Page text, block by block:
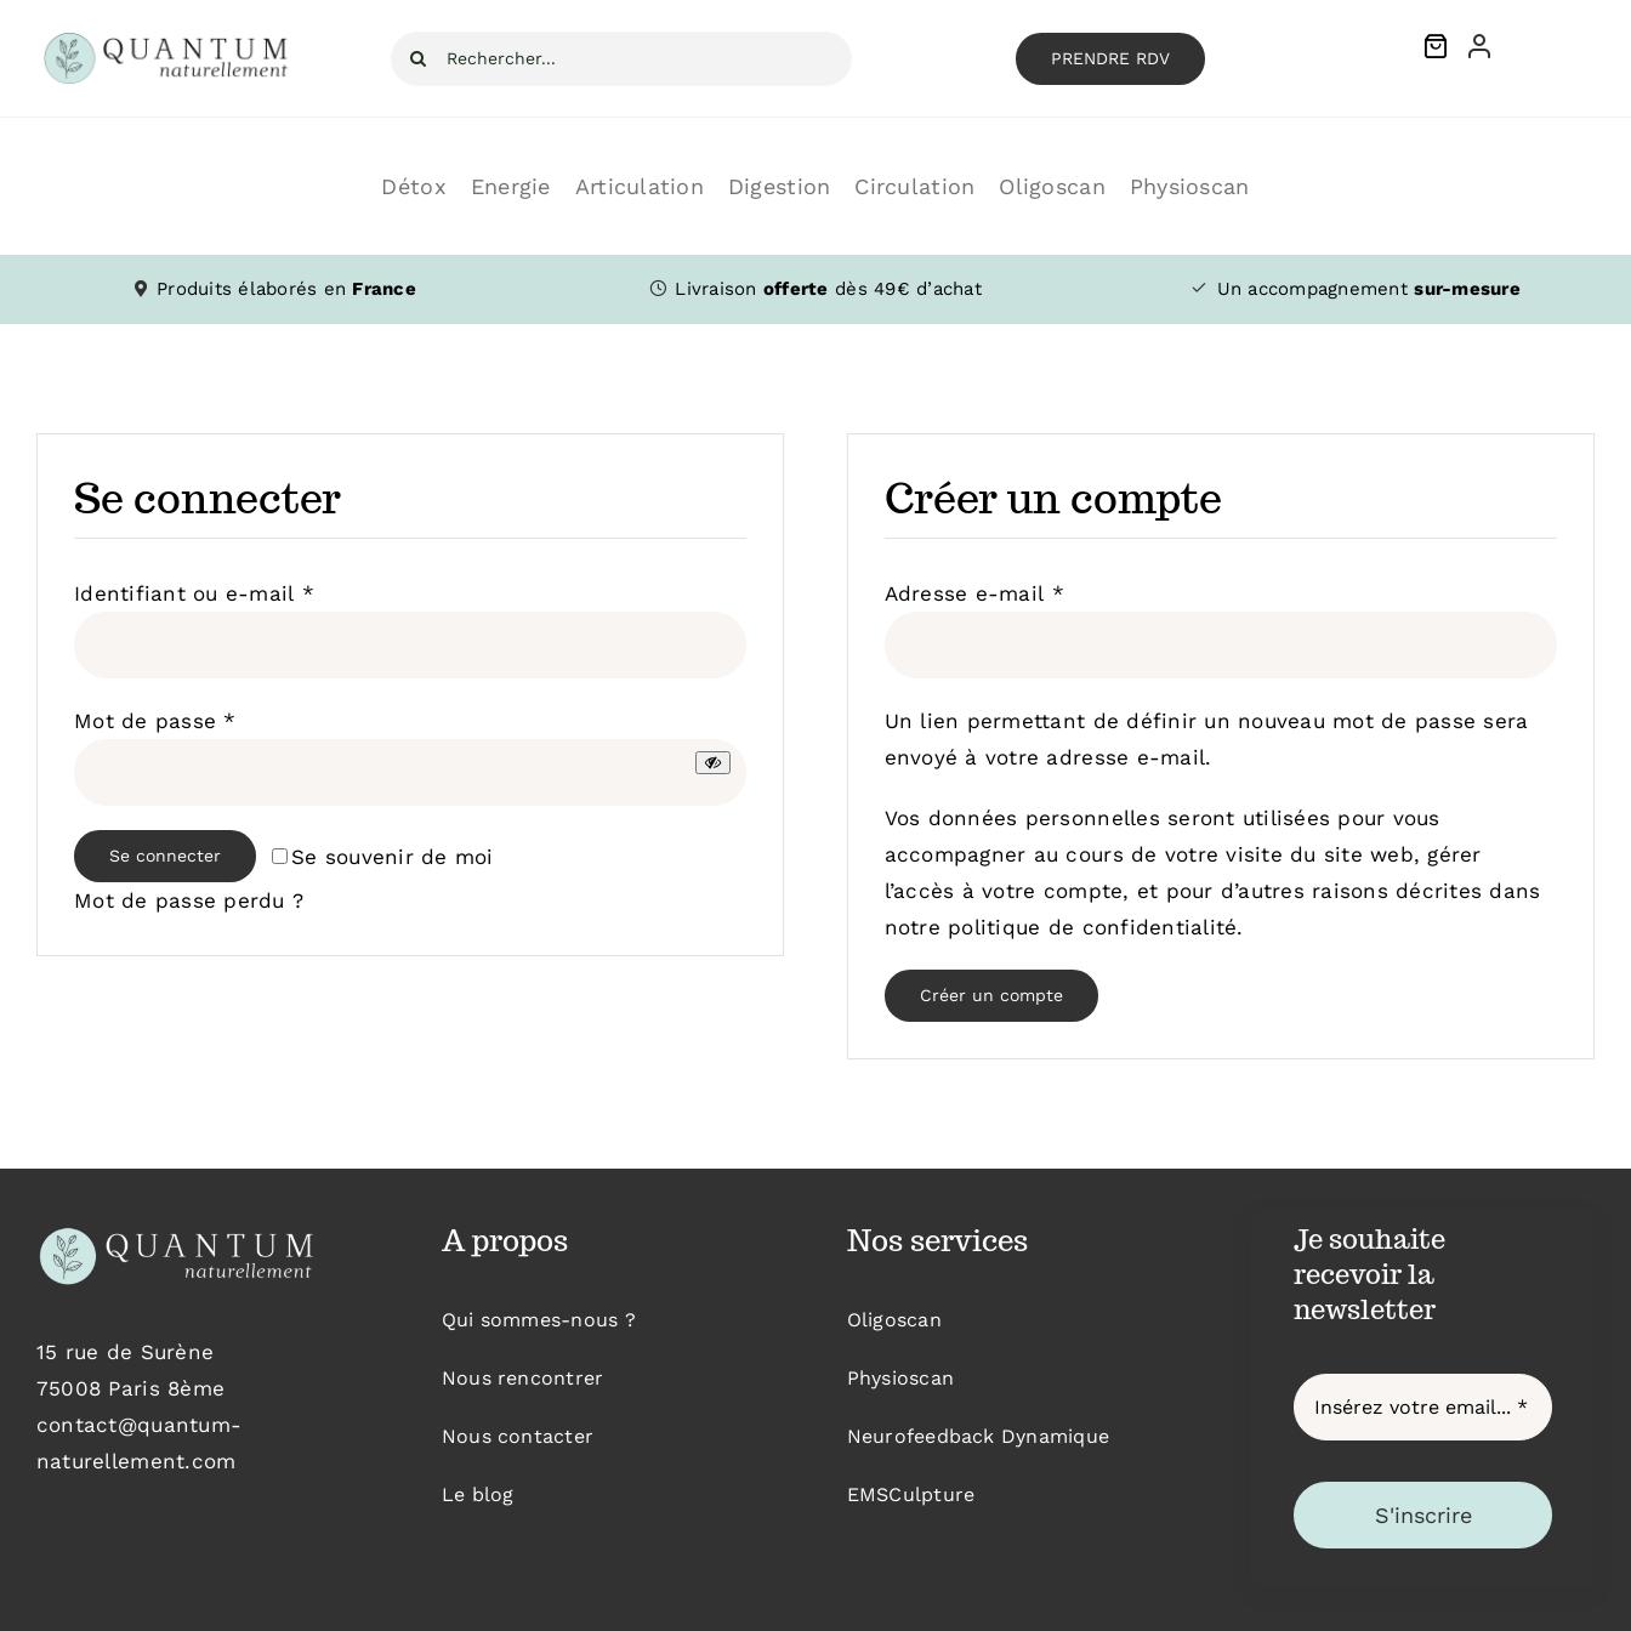
content
Recherche
PRENDRE RDV
Détox Energie Articulation Digestion Circulation Oligoscan Physioscan
Produits élaborés en France Livraison offerte dès 49€ d’achat Un accompagnementsur-mesure
Se connecter
Identifiant ou e-mail *Obligatoire
Mot de passe *
Se souvenir de moi
Se connecter
Mot de passe perdu ?
Créer un compte
Adresse e-mail *Obligatoire
Un lien permettant de définir un nouveau mot de passe sera
envoyé à votre adresse e-mail.
Vos données personnelles seront utilisées pour vous
accompagner au cours de votre visite du site web, gérer
l’accès à votre compte, et pour d’autres raisons décrites dans
notre politique de confidentialité.
Créer un compte
15 rue de Surène
75008 Paris 8ème
contact@quantum-
naturellement.com
A propos
Qui sommes-nous ?
Nous rencontrer
Nous contacter
Le blog
Nos services
Oligoscan
Physioscan
Neurofeedback Dynamique
EMSCulpture
Je souhaite
recevoir la
newsletter
S'inscrire